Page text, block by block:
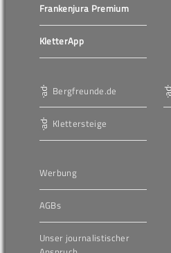
Frankenjura Premium
KletterApp
Bergfreunde.de
Klettersteige
Werbung
AGBs
Unser journalistischer